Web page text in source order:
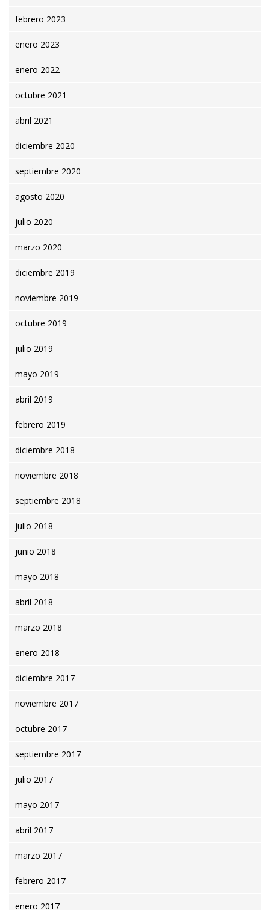
febrero 2023
enero 2023
enero 2022
octubre 2021
abril 2021
diciembre 2020
septiembre 2020
agosto 2020
julio 2020
marzo 2020
diciembre 2019
noviembre 2019
octubre 2019
julio 2019
mayo 2019
abril 2019
febrero 2019
diciembre 2018
noviembre 2018
septiembre 2018
julio 2018
junio 2018
mayo 2018
abril 2018
marzo 2018
enero 2018
diciembre 2017
noviembre 2017
octubre 2017
septiembre 2017
julio 2017
mayo 2017
abril 2017
marzo 2017
febrero 2017
enero 2017